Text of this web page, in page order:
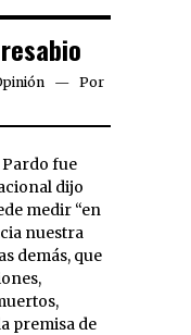
Por
dijo
medir “en
nuestra
demás, que
premisa de